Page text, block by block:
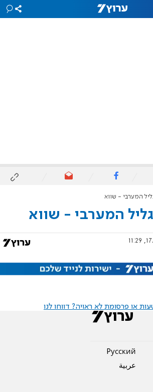
המערבי - שווא
המערבי - שווא
או פרסומת לא ראויה? דווחו לנו
Pусский
عربية